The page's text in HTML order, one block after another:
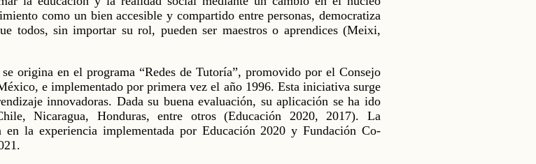
como un bien accesible y compartido entre personas, democratiza
todos, sin importar su rol, pueden ser maestros o aprendices (Meixi,
origina en el programa “Redes de Tutoría”, promovido por el Consejo
e implementado por primera vez el año 1996. Esta iniciativa surge
innovadoras. Dada su buena evaluación, su aplicación se ha ido
Nicaragua, Honduras, entre otros (Educación 2020, 2017). La
en la experiencia implementada por Educación 2020 y Fundación Co-